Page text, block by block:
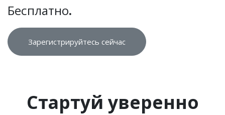
Бесплатно.
Зарегистрируйтесь сейчас
Стартуй уверенно